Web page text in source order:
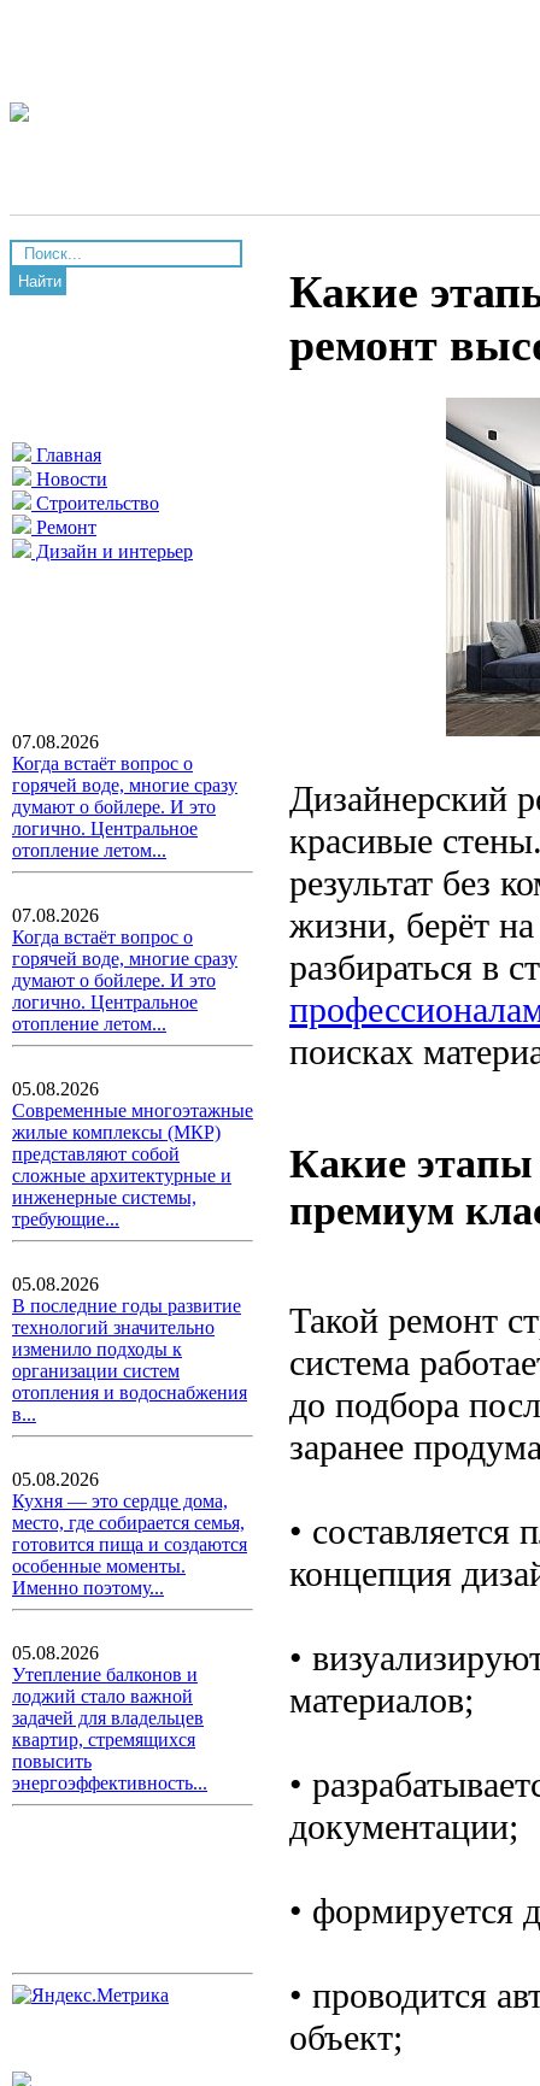
Найти
Главная
Новости
Строительство
Ремонт
Дизайн и интерьер
07.08.2026
Когда встаёт вопрос о
горячей воде, многие сразу
думают о бойлере. И это
логично. Центральное
отопление летом...
07.08.2026
Когда встаёт вопрос о
горячей воде, многие сразу
думают о бойлере. И это
логично. Центральное
отопление летом...
05.08.2026
Современные многоэтажные
жилые комплексы (МКР)
представляют собой
сложные архитектурные и
инженерные системы,
требующие...
05.08.2026
В последние годы развитие
технологий значительно
изменило подходы к
организации систем
отопления и водоснабжения
в...
05.08.2026
Кухня — это сердце дома,
место, где собирается семья,
готовится пища и создаются
особенные моменты.
Именно поэтому...
05.08.2026
Утепление балконов и
лоджий стало важной
задачей для владельцев
квартир, стремящихся
повысить
энергоэффективность...
Какие
ремонт
Дизайнерский
красивые
результат без
жизни, берёт
разбираться в
поисках
Какие этапы
премиум
Такой ремонт
система
до подбора
заранее
• составляется
концепция
•
материалов;
•
документации;
• формируется
• проводится
объект;